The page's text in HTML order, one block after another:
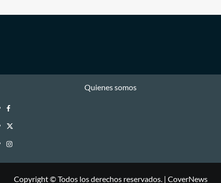
Quienes somos
Facebook
Twitter
Instagram
Copyright © Todos los derechos reservados. | CoverNews